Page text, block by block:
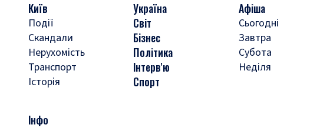
Київ
Події
Скандали
Нерухомість
Транспорт
Історія
Україна
Світ
Бізнес
Політика
Інтерв'ю
Спорт
Афіша
Сьогодні
Завтра
Субота
Неділя
Інфо